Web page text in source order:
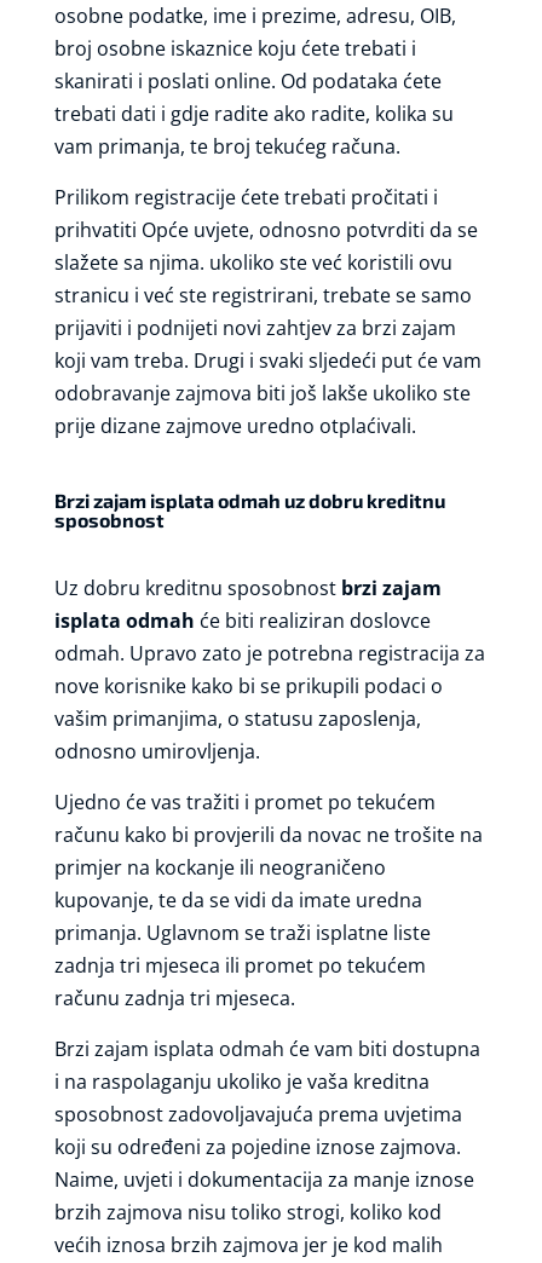
osobne podatke, ime i prezime, adresu, OIB,
broj osobne iskaznice koju ćete trebati i
skanirati i poslati online. Od podataka ćete
trebati dati i gdje radite ako radite, kolika su
vam primanja, te broj tekućeg računa.
Prilikom registracije ćete trebati pročitati i
prihvatiti Opće uvjete, odnosno potvrditi da se
slažete sa njima. ukoliko ste već koristili ovu
stranicu i već ste registrirani, trebate se samo
prijaviti i podnijeti novi zahtjev za brzi zajam
koji vam treba. Drugi i svaki sljedeći put će vam
odobravanje zajmova biti još lakše ukoliko ste
prije dizane zajmove uredno otplaćivali.
Brzi zajam isplata odmah uz dobru kreditnu
sposobnost
Uz dobru kreditnu sposobnost brzi zajam
isplata odmah će biti realiziran doslovce
odmah. Upravo zato je potrebna registracija za
nove korisnike kako bi se prikupili podaci o
vašim primanjima, o statusu zaposlenja,
odnosno umirovljenja.
Ujedno će vas tražiti i promet po tekućem
računu kako bi provjerili da novac ne trošite na
primjer na kockanje ili neograničeno
kupovanje, te da se vidi da imate uredna
primanja. Uglavnom se traži isplatne liste
zadnja tri mjeseca ili promet po tekućem
računu zadnja tri mjeseca.
Brzi zajam isplata odmah će vam biti dostupna
i na raspolaganju ukoliko je vaša kreditna
sposobnost zadovoljavajuća prema uvjetima
koji su određeni za pojedine iznose zajmova.
Naime, uvjeti i dokumentacija za manje iznose
brzih zajmova nisu toliko strogi, koliko kod
većih iznosa brzih zajmova jer je kod malih